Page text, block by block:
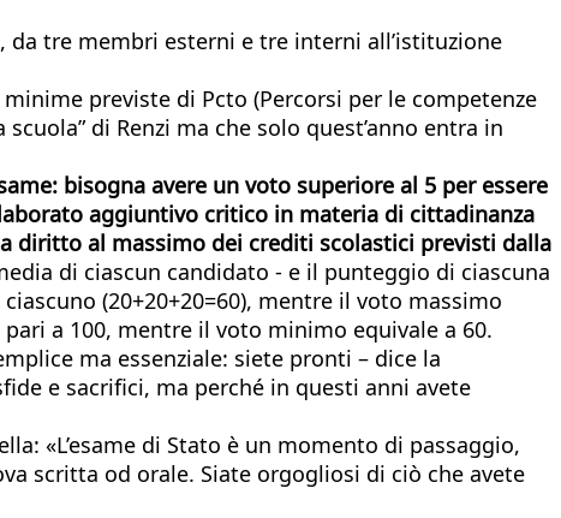
da tre membri esterni e tre interni all’istituzione
previste di Pcto (Percorsi per le competenze
di Renzi ma che solo quest’anno entra in
bisogna avere un voto superiore al 5 per essere
aggiuntivo critico in materia di cittadinanza
diritto al massimo dei crediti scolastici previsti dalla
di ciascun candidato - e il punteggio di ciascuna
(20+20+20=60), mentre il voto massimo
a 100, mentre il voto minimo equivale a 60.
ma essenziale: siete pronti – dice la
e sacrifici, ma perché in questi anni avete
«L’esame di Stato è un momento di passaggio,
scritta od orale. Siate orgogliosi di ciò che avete